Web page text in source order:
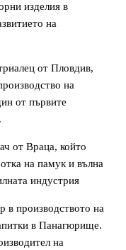
изделия в
на
от Пловдив,
на
от първите
от Враца, който
на памук и вълна
индустрия
в производството на
в Панагюрище.
на